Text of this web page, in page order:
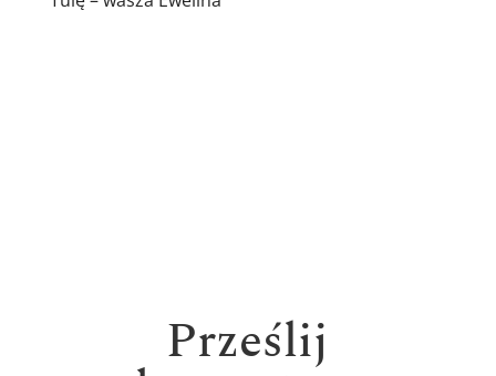
Prześlij